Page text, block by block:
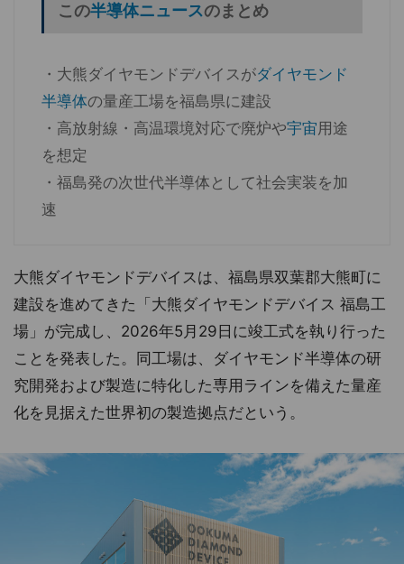
この半導体ニュースのまとめ
・大熊ダイヤモンドデバイスがダイヤモンド
半導体の量産工場を福島県に建設
・高放射線・高温環境対応で廃炉や宇宙用途
を想定
・福島発の次世代半導体として社会実装を加
速
大熊ダイヤモンドデバイスは、福島県双葉郡大熊町に
建設を進めてきた「大熊ダイヤモンドデバイス 福島工
場」が完成し、2026年5月29日に竣工式を執り行った
ことを発表した。同工場は、ダイヤモンド半導体の研
究開発および製造に特化した専用ラインを備えた量産
化を見据えた世界初の製造拠点だという。